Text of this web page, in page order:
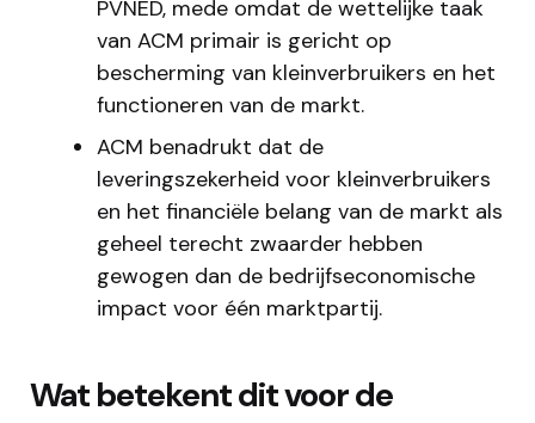
PVNED, mede omdat de wettelijke taak
van ACM primair is gericht op
bescherming van kleinverbruikers en het
functioneren van de markt.
ACM benadrukt dat de
leveringszekerheid voor kleinverbruikers
en het financiële belang van de markt als
geheel terecht zwaarder hebben
gewogen dan de bedrijfseconomische
impact voor één marktpartij.
Wat betekent dit voor de